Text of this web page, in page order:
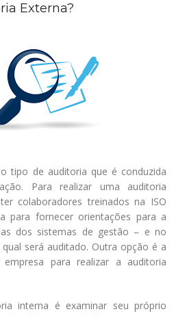
Externa?
tipo de auditoria que é conduzida
Para realizar uma auditoria
colaboradores treinados na ISO
para fornecer orientações para a
dos sistemas de gestão – e no
será auditado. Outra opção é a
para realizar a auditoria
interna é examinar seu próprio